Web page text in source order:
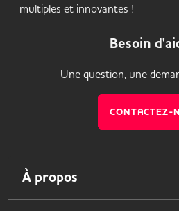
multiples et innovantes !
Besoin
Une question, une
CONTACTEZ-
À propos